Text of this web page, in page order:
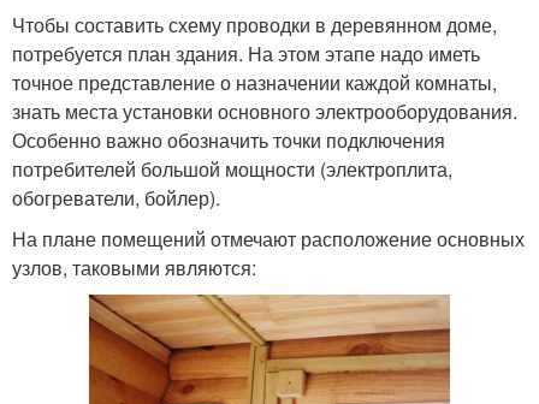
Чтобы составить схему проводки в деревянном доме,
потребуется план здания. На этом этапе надо иметь
точное представление о назначении каждой комнаты,
знать места установки основного электрооборудования.
Особенно важно обозначить точки подключения
потребителей большой мощности (электроплита,
обогреватели, бойлер).
На плане помещений отмечают расположение основных
узлов, таковыми являются: